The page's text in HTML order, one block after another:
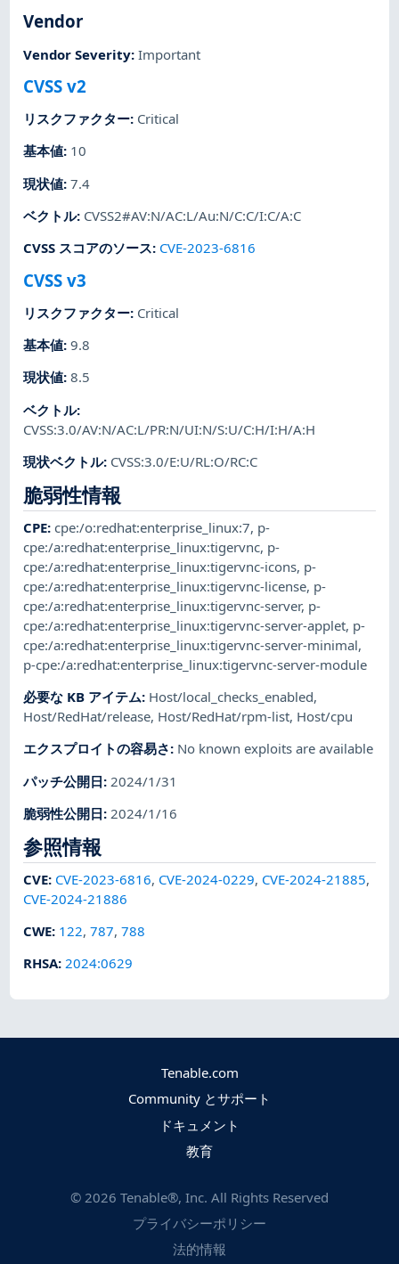
Vendor
Vendor Severity:Important
CVSS v2
リスクファクター: Critical
基本値: 10
現状値:7.4
ベクトル: CVSS2#AV:N/AC:L/Au:N/C:C/I:C/A:C
CVSS スコアのソース: CVE-2023-6816
CVSS v3
リスクファクター: Critical
基本値:9.8
現状値:8.5
ベクトル:
CVSS:3.0/AV:N/AC:L/PR:N/UI:N/S:U/C:H/I:H/A:H
現状ベクトル: CVSS:3.0/E:U/RL:O/RC:C
脆弱性情報
CPE:cpe:/o:redhat:enterprise_linux:7, p-
cpe:/a:redhat:enterprise_linux:tigervnc, p-
cpe:/a:redhat:enterprise_linux:tigervnc-icons, p-
cpe:/a:redhat:enterprise_linux:tigervnc-license, p-
cpe:/a:redhat:enterprise_linux:tigervnc-server, p-
cpe:/a:redhat:enterprise_linux:tigervnc-server-applet, p-
cpe:/a:redhat:enterprise_linux:tigervnc-server-minimal,
p-cpe:/a:redhat:enterprise_linux:tigervnc-server-module
必要な KB アイテム: Host/local_checks_enabled,
Host/RedHat/release, Host/RedHat/rpm-list, Host/cpu
エクスプロイトの容易さ: No known exploits are available
パッチ公開日: 2024/1/31
脆弱性公開日: 2024/1/16
参照情報
CVE: CVE-2023-6816, CVE-2024-0229, CVE-2024-21885,
CVE-2024-21886
CWE: 122,787,788
RHSA:2024:0629
Tenable.com
Community とサポート
ドキュメント
教育
© 2026 Tenable®, Inc. All Rights Reserved
プライバシーポリシー
法的情報